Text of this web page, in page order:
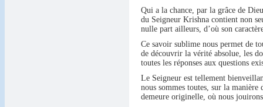
Qui a la chance, par la grâce de
du Seigneur Krishna contient non
nulle part ailleurs, d’où son
Ce savoir sublime nous permet de
de découvrir la vérité absolue, les
toutes les réponses aux questions
Le Seigneur est tellement
nous sommes toutes, sur la
demeure originelle, où nous